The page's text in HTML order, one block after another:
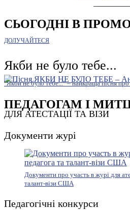
СЬОГОДНІ В
ДОЛУЧАЙТЕСЯ
Якби не було тебе...
"Якби не було тебе..." – найкраща пісня
ПЕДАГОГАМ І
ДЛЯ АТЕСТАЦІЇ ТА ВІЗИ
Документи журі
Документи про участь в журі для
талант-візи США
Педагогічні конкурси